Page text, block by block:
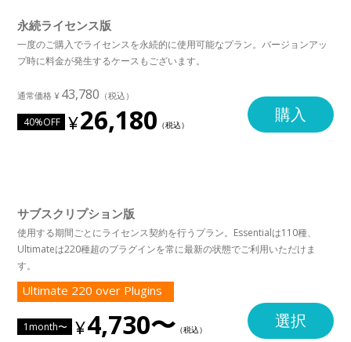
永続ライセンス版
一度のご購入でライセンスを永続的に使用可能なプラン。バージョンアッ
プ時に料金が発生するケースもございます。
43,780
40%OFF 26,180 購入
サブスクリプション版
使用する期間ごとにライセンス契約を行うプラン。Essentialは110種、
Ultimateは220種超のプラグインを常に最新の状態でご利用いただけま
す。
Ultimate 220 over Plugins
1month〜 4,730〜 選択